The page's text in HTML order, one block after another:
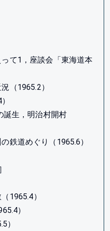
て1，座談会「東海道本
（1965.2）
生，明治村開村
鉄道めぐり（1965.6）
1965.4）
）
）